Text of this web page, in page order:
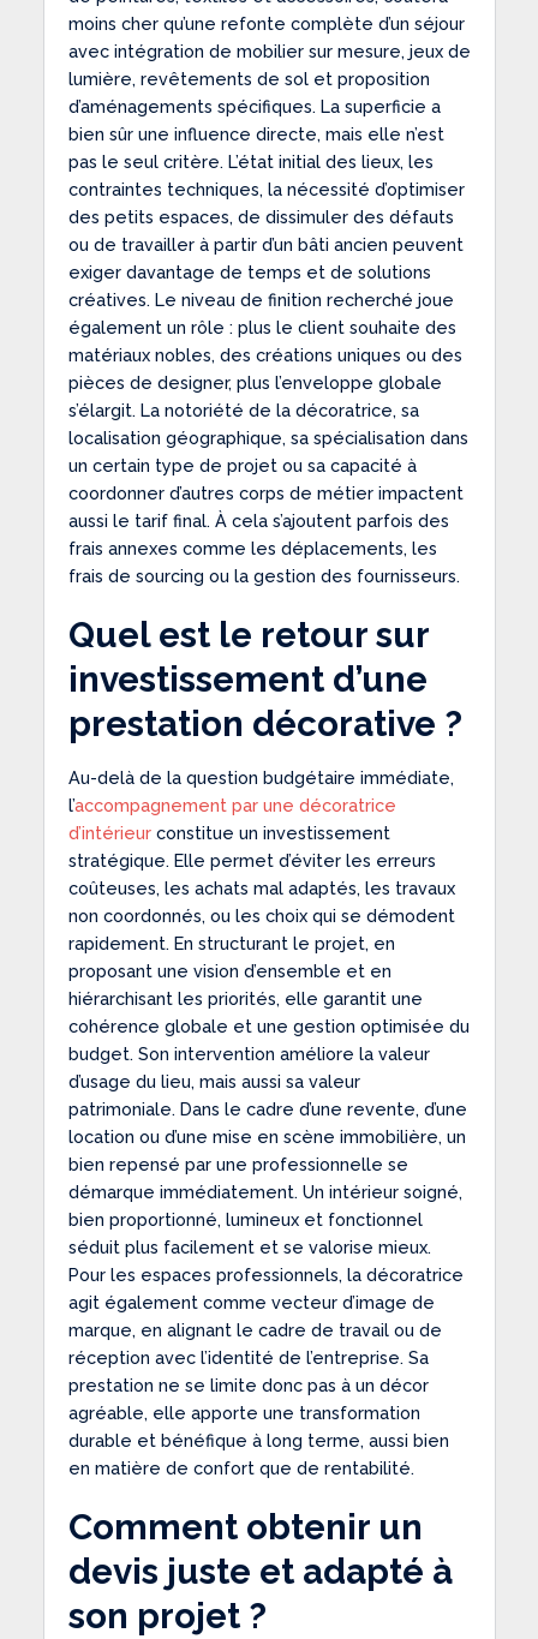
moins cher qu’une refonte complète d’un séjour
avec intégration de mobilier sur mesure, jeux de
lumière, revêtements de sol et proposition
d’aménagements spécifiques. La superficie a
bien sûr une influence directe, mais elle n’est
pas le seul critère. L’état initial des lieux, les
contraintes techniques, la nécessité d’optimiser
des petits espaces, de dissimuler des défauts
ou de travailler à partir d’un bâti ancien peuvent
exiger davantage de temps et de solutions
créatives. Le niveau de finition recherché joue
également un rôle : plus le client souhaite des
matériaux nobles, des créations uniques ou des
pièces de designer, plus l’enveloppe globale
s’élargit. La notoriété de la décoratrice, sa
localisation géographique, sa spécialisation dans
un certain type de projet ou sa capacité à
coordonner d’autres corps de métier impactent
aussi le tarif final. À cela s’ajoutent parfois des
frais annexes comme les déplacements, les
frais de sourcing ou la gestion des fournisseurs.
Quel est le retour sur
investissement d’une
prestation décorative ?
Au-delà de la question budgétaire immédiate,
l’accompagnement par une décoratrice
d’intérieurconstitue un investissement
stratégique. Elle permet d’éviter les erreurs
coûteuses, les achats mal adaptés, les travaux
non coordonnés, ou les choix qui se démodent
rapidement. En structurant le projet, en
proposant une vision d’ensemble et en
hiérarchisant les priorités, elle garantit une
cohérence globale et une gestion optimisée du
budget. Son intervention améliore la valeur
d’usage du lieu, mais aussi sa valeur
patrimoniale. Dans le cadre d’une revente, d’une
location ou d’une mise en scène immobilière, un
bien repensé par une professionnelle se
démarque immédiatement. Un intérieur soigné,
bien proportionné, lumineux et fonctionnel
séduit plus facilement et se valorise mieux.
Pour les espaces professionnels, la décoratrice
agit également comme vecteur d’image de
marque, en alignant le cadre de travail ou de
réception avec l’identité de l’entreprise. Sa
prestation ne se limite donc pas à un décor
agréable, elle apporte une transformation
durable et bénéfique à long terme, aussi bien
en matière de confort que de rentabilité.
Comment obtenir un
devis juste et adapté à
son projet ?